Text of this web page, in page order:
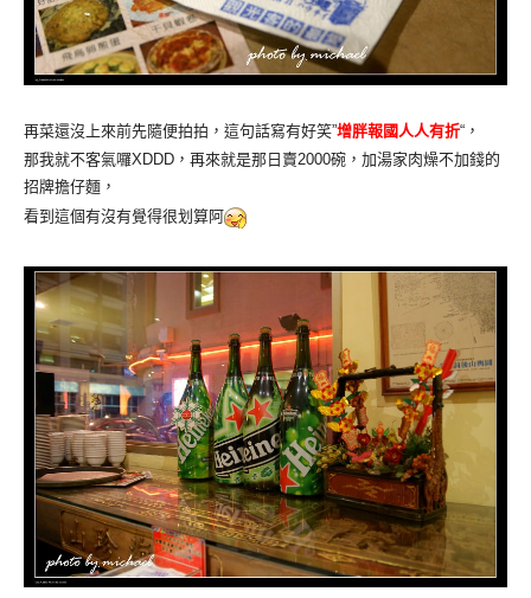
再菜還沒上來前先隨便拍拍，這句話寫有好笑”增胖報國人人有折“，
那我就不客氣囉XDDD，再來就是那日賣2000碗，加湯家肉燥不加錢的
招牌擔仔麵，
看到這個有沒有覺得很划算阿